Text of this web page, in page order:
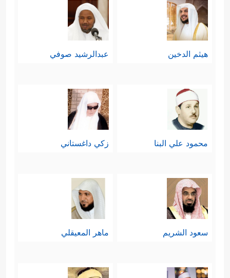
هيثم الدخين عبدالرشيد صوفي
محمود علي البنا زكي داغستاني
سعود الشريم ماهر المعيقلي